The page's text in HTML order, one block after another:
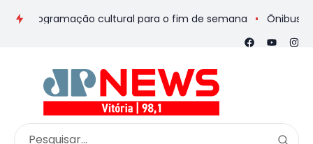
programação cultural para o fim de semana Ônibus de